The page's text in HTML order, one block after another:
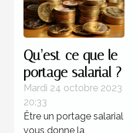
Qu’est-ce que le
portage salarial ?
Mardi 24 octobre 2023
20:33
Être un portage salarial
vous donne la